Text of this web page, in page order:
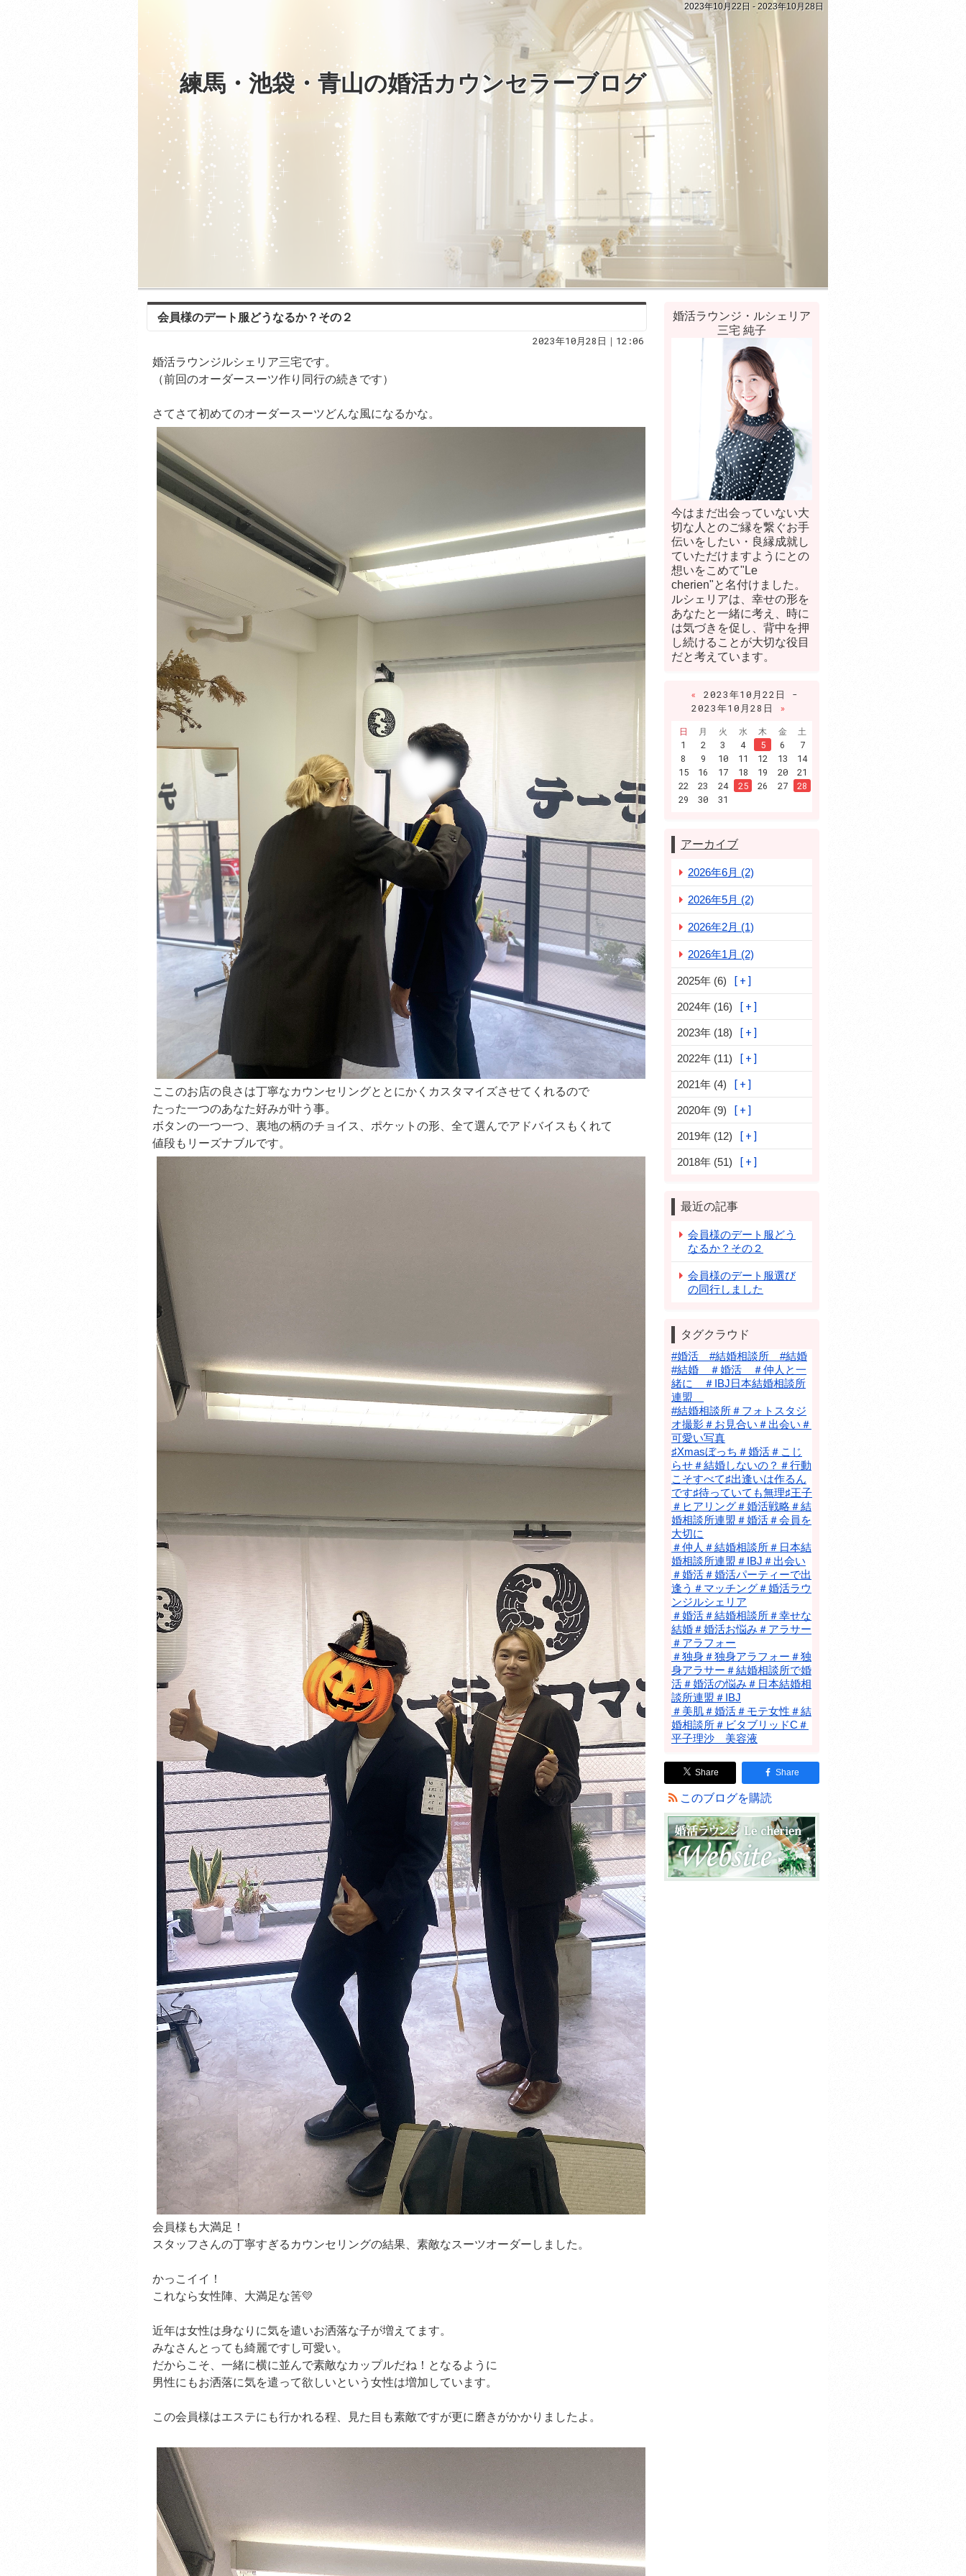
2023年10月22日 - 2023年10月28日
練馬・池袋・青山の婚活カウンセラーブログ
会員様のデート服どうなるか？その２
2023年10月28日｜12:06
婚活ラウンジルシェリア三宅です。
（前回のオーダースーツ作り同行の続きです）
さてさて初めてのオーダースーツどんな風になるかな。
ここのお店の良さは丁寧なカウンセリングととにかくカスタマイズさせてくれるので
たった一つのあなた好みが叶う事。
ボタンの一つ一つ、裏地の柄のチョイス、ポケットの形、全て選んでアドバイスもくれて
値段もリーズナブルです。
会員様も大満足！
スタッフさんの丁寧すぎるカウンセリングの結果、素敵なスーツオーダーしました。
かっこイイ！
これなら女性陣、大満足な筈💛
近年は女性は身なりに気を遣いお洒落な子が増えてます。
みなさんとっても綺麗ですし可愛い。
だからこそ、一緒に横に並んで素敵なカップルだね！となるように
男性にもお洒落に気を遣って欲しいという女性は増加しています。
この会員様はエステにも行かれる程、見た目も素敵ですが更に磨きがかかりましたよ。
婚活ラウンジ・ルシェリア
三宅 純子
今はまだ出会っていない大
切な人とのご縁を繋ぐお手
伝いをしたい・良縁成就し
ていただけますようにとの
想いをこめて"Le
cherien"と名付けました。
ルシェリアは、幸せの形を
あなたと一緒に考え、時に
は気づきを促し、背中を押
し続けることが大切な役目
だと考えています。
« 2023年10月22日 -
2023年10月28日
»
日
月 火 水 木 金
土
1
2 3 4 5 6
7
8
9 10 11 12 13
14
15
16 17 18 19 20
21
22
23 24 25 26 27
28
29
30 31
アーカイブ
2026年6月 (2)
2026年5月 (2)
2026年2月 (1)
2026年1月 (2)
2025年 (6)
2024年 (16)
2023年 (18)
2022年 (11)
2021年 (4)
2020年 (9)
2019年 (12)
2018年 (51)
最近の記事
会員様のデート服どう
なるか？その２
会員様のデート服選び
の同行しました
タグクラウド
#婚活 #結婚相談所 #結婚
#結婚 ＃婚活 ＃仲人と一
緒に ＃IBJ日本結婚相談所
連盟
#結婚相談所＃フォトスタジ
オ撮影＃お見合い＃出会い＃
可愛い写真
♯Xmasぼっち＃婚活＃こじ
らせ＃結婚しないの？＃行動
こそすべて♯出逢いは作るん
です♯待っていても無理♯王子
＃ヒアリング＃婚活戦略＃結
婚相談所連盟＃婚活＃会員を
大切に
＃仲人＃結婚相談所＃日本結
婚相談所連盟＃IBJ＃出会い
＃婚活＃婚活パーティーで出
逢う＃マッチング＃婚活ラウ
ンジルシェリア
＃婚活＃結婚相談所＃幸せな
結婚＃婚活お悩み＃アラサー
＃アラフォー
＃独身＃独身アラフォー＃独
身アラサー＃結婚相談所で婚
活＃婚活の悩み＃日本結婚相
談所連盟＃IBJ
＃美肌＃婚活＃モテ女性＃結
婚相談所＃ビタブリッドC＃
平子理沙 美容液
Share Share
このブログを購読